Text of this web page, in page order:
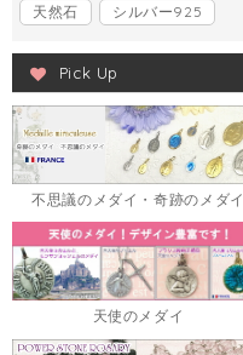
天然石
シルバー925
Pick Up
不思議のメダイ・奇跡のメダイ
天使のメダイ